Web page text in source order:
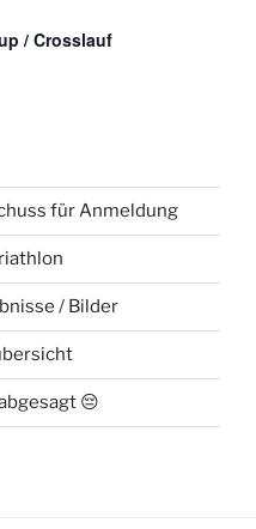
/ Crosslauf
für Anmeldung
/ Bilder
😔